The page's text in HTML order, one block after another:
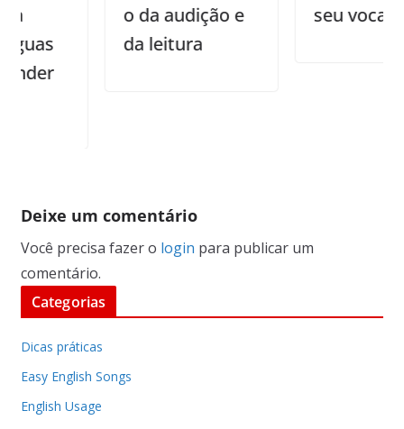
o da audição e
da leitura
seu vocabulário
Deixe um comentário
Você precisa fazer o login para publicar um
comentário.
Categorias
Dicas práticas
Easy English Songs
English Usage